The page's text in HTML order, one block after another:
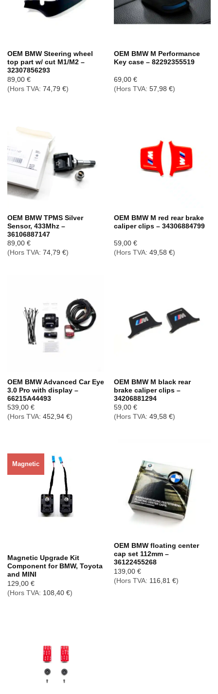
OEM BMW Steering wheel
top part w/ cut M1/M2 –
32307856293
89,00 €
(Hors TVA: 74,79 €)
OEM BMW M Performance
Key case – 82292355519
69,00 €
(Hors TVA: 57,98 €)
OEM BMW TPMS Silver
Sensor, 433Mhz –
36106887147
89,00 €
(Hors TVA: 74,79 €)
OEM BMW M red rear brake
caliper clips – 34306884799
59,00 €
(Hors TVA: 49,58 €)
OEM BMW Advanced Car Eye
3.0 Pro with display –
66215A44493
539,00 €
(Hors TVA: 452,94 €)
OEM BMW M black rear
brake caliper clips –
34206881294
59,00 €
(Hors TVA: 49,58 €)
Magnetic
Magnetic Upgrade Kit
Component for BMW, Toyota
and MINI
129,00 €
(Hors TVA: 108,40 €)
OEM BMW floating center
cap set 112mm –
36122455268
139,00 €
(Hors TVA: 116,81 €)